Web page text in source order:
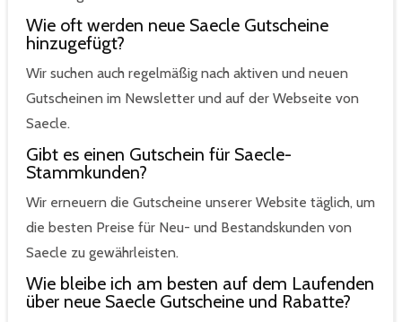
Wie oft werden neue Saecle Gutscheine
hinzugefügt?
Wir suchen auch regelmäßig nach aktiven und neuen
Gutscheinen im Newsletter und auf der Webseite von
Saecle.
Gibt es einen Gutschein für Saecle-
Stammkunden?
Wir erneuern die Gutscheine unserer Website täglich, um
die besten Preise für Neu- und Bestandskunden von
Saecle zu gewährleisten.
Wie bleibe ich am besten auf dem Laufenden
über neue Saecle Gutscheine und Rabatte?